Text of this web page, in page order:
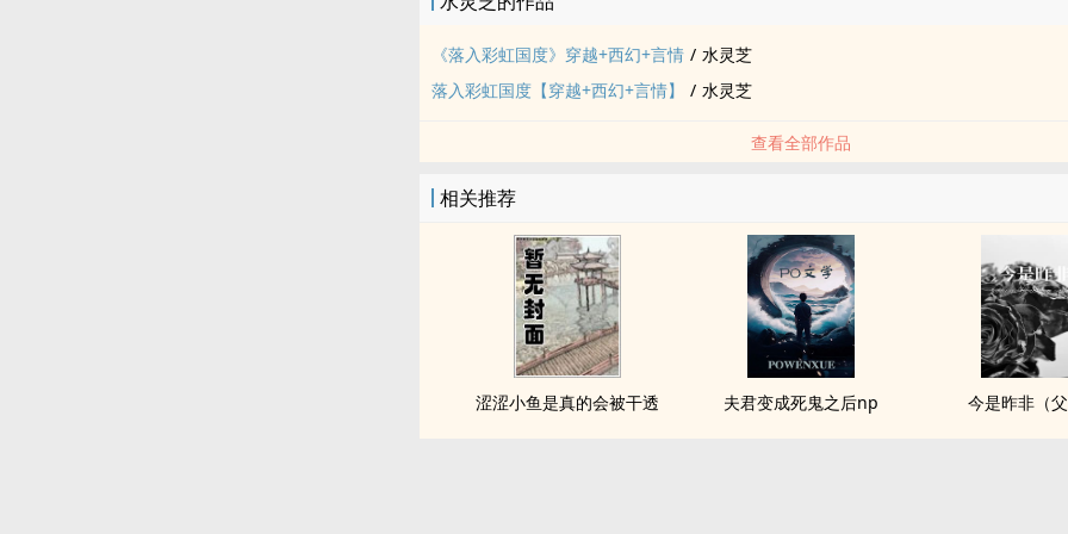
《落入彩虹国度》穿越+西幻+言情 / 水灵芝
落入彩虹国度【穿越+西幻+言情】
/ 水灵芝
查看全部作品
相关推荐
涩涩小鱼是真的会被干透 夫君变成死鬼之后np 今是昨非（